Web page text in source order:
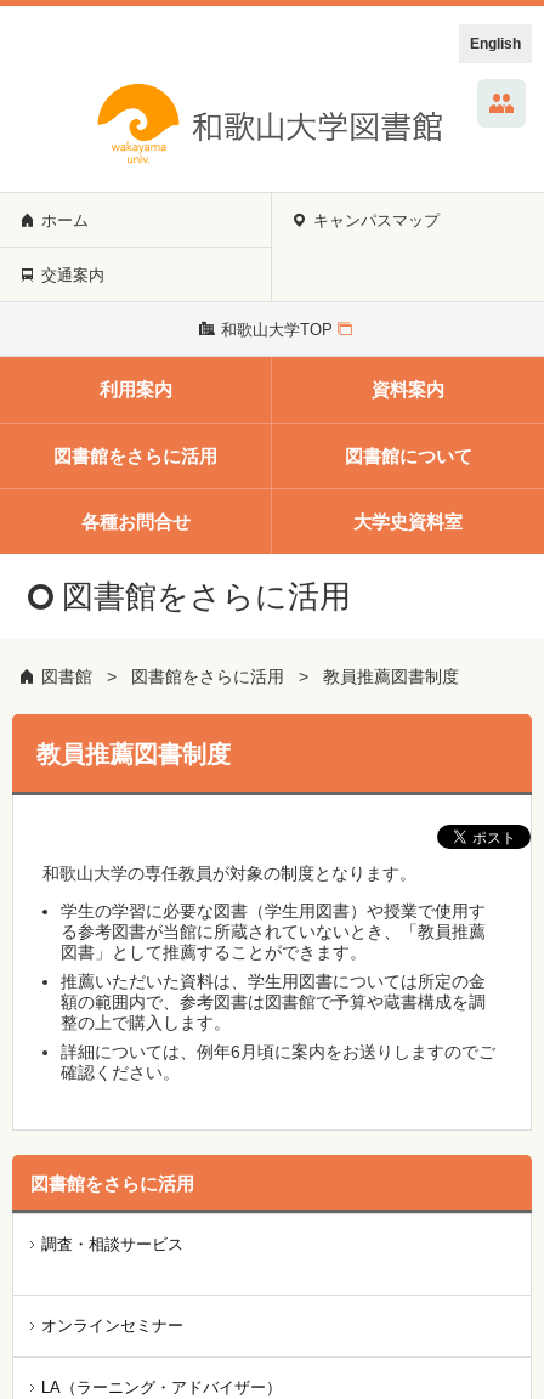
English
ホーム キャンパスマップ
交通案内
和歌山大学TOP
利用案内 資料案内
図書館をさらに活用 図書館について
各種お問合せ 大学史資料室
図書館をさらに活用
図書館 図書館をさらに活用 教員推薦図書制度
教員推薦図書制度
和歌山大学の専任教員が対象の制度となります。
学生の学習に必要な図書（学生用図書）や授業で使用す
る参考図書が当館に所蔵されていないとき、「教員推薦
図書」として推薦することができます。
推薦いただいた資料は、学生用図書については所定の金
額の範囲内で、参考図書は図書館で予算や蔵書構成を調
整の上で購入します。
詳細については、例年6月頃に案内をお送りしますのでご
確認ください。
図書館をさらに活用
調査・相談サービス
オンラインセミナー
LA（ラーニング・アドバイザー）